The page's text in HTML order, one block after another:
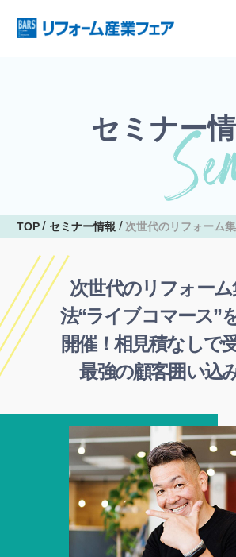
セミナー
TOP セミナー情報 次世代のリフォーム
次世代のリフォー
法“ライブコマース”
開催！相見積なしで
最強の顧客囲い込